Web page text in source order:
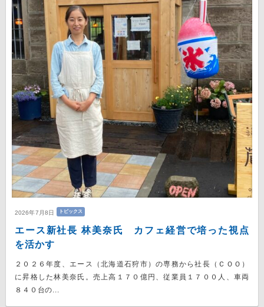
2026年7月8日 トピックス
エース新社長 林美奈氏 カフェ経営で培った視点
を活かす
２０２６年度、エース（北海道石狩市）の専務から社長（ＣＯＯ）
に昇格した林美奈氏。売上高１７０億円、従業員１７００人、車両
８４０台の...